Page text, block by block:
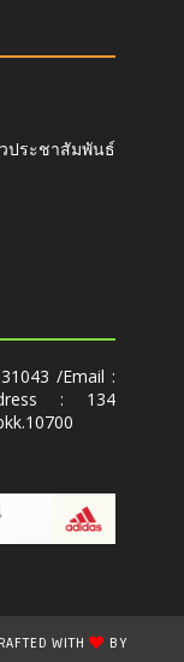
ระชาสัมพันธ์
/Email :
: 134
WITH
BY